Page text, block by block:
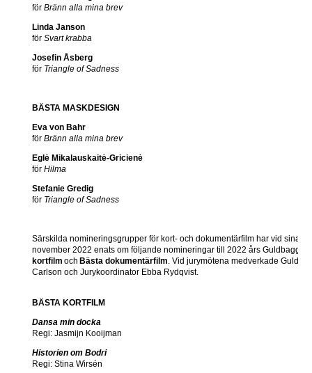
för Bränn alla mina brev
Linda Janson
för Svart krabba
Josefin Åsberg
för Triangle of Sadness
BÄSTA MASKDESIGN
Eva von Bahr
för Bränn alla mina brev
Eglė Mikalauskaitė-Gricienė
för Hilma
Stefanie Gredig
för Triangle of Sadness
Särskilda nomineringsgrupper för kort- och dokumentärfilm har vid sina
november 2022 enats om följande nomineringar till 2022 års Guldbaggar
kortfilm och Bästa dokumentärfilm . Vid jurymötena medverkade
Carlson och Jurykoordinator Ebba Rydqvist.
BÄSTA KORTFILM
Dansa min docka
Regi: Jasmijn Kooijman
Historien om Bodri
Regi: Stina Wirsén